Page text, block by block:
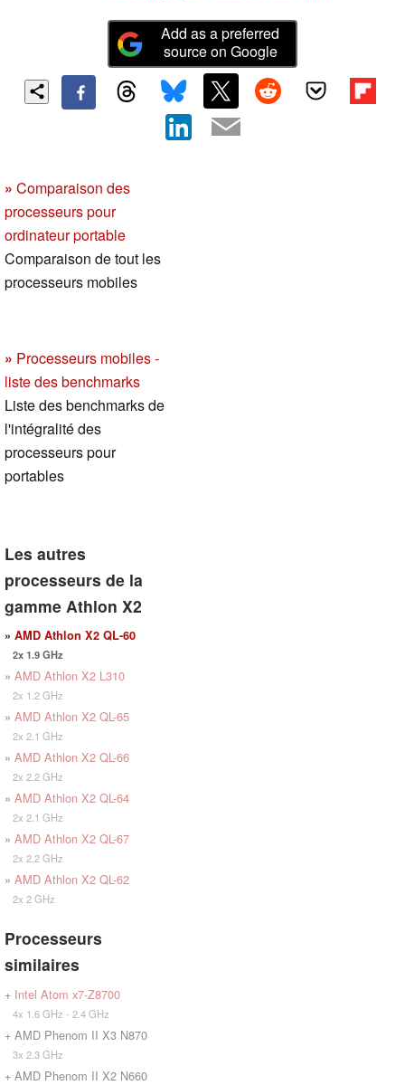
Add as a preferred
source on Google
» Comparaison des
processeurs pour
ordinateur portable
Comparaison de tout les
processeurs mobiles
» Processeurs mobiles -
liste des benchmarks
Liste des benchmarks de
l'intégralité des
processeurs pour
portables
Les autres
processeurs de la
gamme Athlon X2
» AMD Athlon X2 QL-60
2x 1.9 GHz
» AMD Athlon X2 L310
2x 1.2 GHz
» AMD Athlon X2 QL-65
2x 2.1 GHz
» AMD Athlon X2 QL-66
2x 2.2 GHz
» AMD Athlon X2 QL-64
2x 2.1 GHz
» AMD Athlon X2 QL-67
2x 2.2 GHz
» AMD Athlon X2 QL-62
2x 2 GHz
Processeurs
similaires
+ Intel Atom x7-Z8700
4x 1.6 GHz - 2.4 GHz
+ AMD Phenom II X3 N870
3x 2.3 GHz
+ AMD Phenom II X2 N660